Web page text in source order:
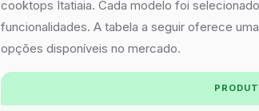
cooktops Itatiaia. Cada modelo foi
funcionalidades. A tabela a seguir oferece
opções disponíveis no mercado.